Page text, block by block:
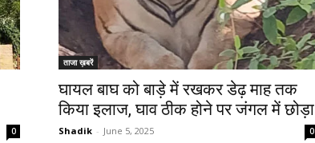
0
ताजा ख़बरें
घायल बाघ को बाड़े में रखकर डेढ़ माह तक
किया इलाज, घाव ठीक होने पर जंगल में छोड़ा
Shadik - June 5, 2025 0